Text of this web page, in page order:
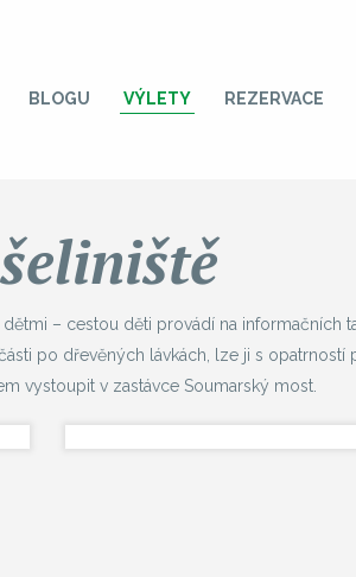
– cestou děti provádí na informačních
po dřevěných lávkách, lze ji s
vystoupit v zastávce Soumarský most.
BLOGU VÝLETY REZERVACE